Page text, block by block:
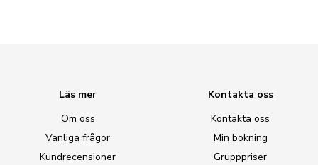
Läs mer
Om oss
Vanliga frågor
Kundrecensioner
Kontakta oss
Kontakta oss
Min bokning
Grupppriser